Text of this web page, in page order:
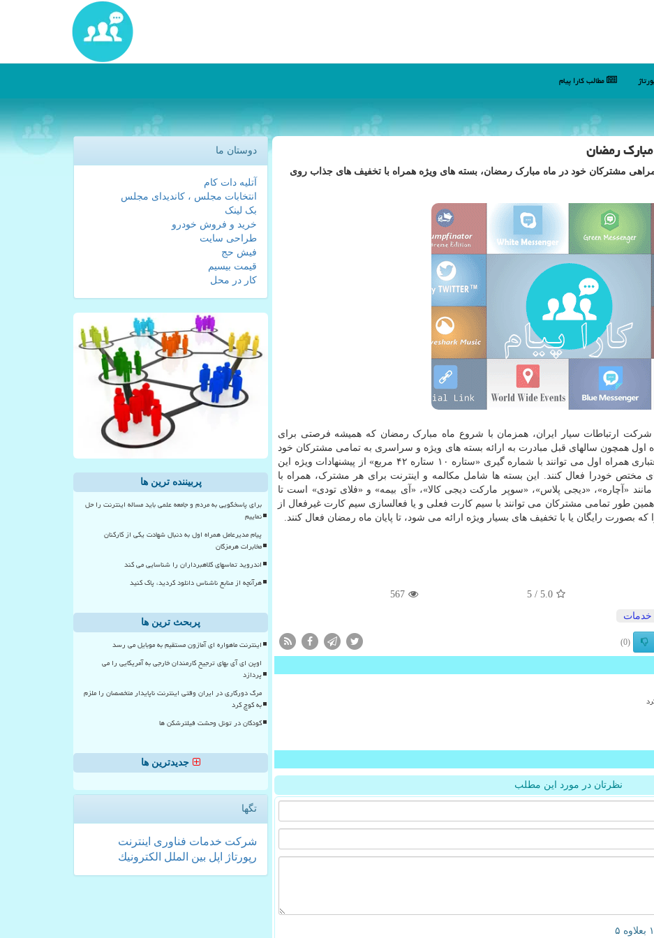
مطالب كارا پیام
رمضان
همراهی مشترکان خود در ماه مبارک رمضان، بسته های ویژه همراه با تخفیف های جذاب روی
شرکت ارتباطات سیار ایران، همزمان با شروع ماه مبارک رمضان که همیشه فرصتی برای
اول همچون سالهای قبل مبادرت به ارائه بسته های ویژه و سراسری به تمامی مشترکان خود
با شماره گیری «ستاره ۱۰ ستاره ۴۲ مربع» از پیشنهادات ویژه این
مختص خودرا فعال کنند. این بسته ها شامل مکالمه و اینترنت برای هر مشترک، همراه با
مانند «آچاره»، «دیجی پلاس»، «سوپر مارکت دیجی کالا»، «آی بیمه» و «فلای تودی» است تا
طور تمامی مشترکان می توانند با سیم کارت فعلی و یا فعالسازی سیم کارت غیرفعال از
رایگان یا با تخفیف های بسیار ویژه ارائه می شود، تا پایان ماه رمضان فعال کنند.
5.0
/ 5
567
خدمات
(0)
نظرتان در مورد این مطلب
دوستان ما
آتلیه دات کام
انتخابات مجلس ، کاندیدای مجلس
بک لینک
خرید و فروش خودرو
طراحی سایت
فیش حج
قیمت بیسیم
کار در محل
پربیننده ترین ها
برای پاسخگویی به مردم و جامعه علمی باید مساله اینترنت را حل
نماییم
پیام مدیرعامل همراه اول به دنبال شهادت یکی از کارکنان
مخابرات هرمزگان
اندروید تماسهای کلاهبرداران را شناسایی می کند
هرآنچه از منابع ناشناس دانلود کردید، پاک کنید
پربحث ترین ها
اینترنت ماهواره ای آمازون مستقیم به موبایل می رسد
اوپن ای آی بهای ترجیح کارمندان خارجی به آمریکایی را می
پردازد
مرگ دورکاری در ایران وقتی اینترنت ناپایدار متخصصان را ملزم
به کوچ کرد
کودکان در تونل وحشت فیلترشکن ها
جدیدترین ها
تگها
شركت خدمات فناوری اینترنت
رپورتاژ
اپل بین الملل الكترونیك